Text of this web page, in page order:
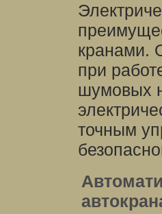
кранами.
при
шумовых
точным